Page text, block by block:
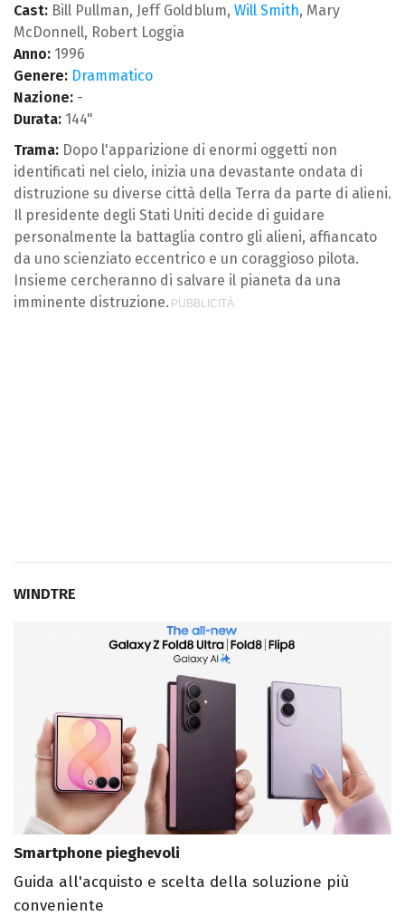
Cast: Bill Pullman, Jeff Goldblum, Will Smith, Mary
McDonnell, Robert Loggia
Anno: 1996
Genere: Drammatico
Nazione: -
Durata: 144"
Trama: Dopo l'apparizione di enormi oggetti non
identificati nel cielo, inizia una devastante ondata di
distruzione su diverse città della Terra da parte di alieni.
Il presidente degli Stati Uniti decide di guidare
personalmente la battaglia contro gli alieni, affiancato
da uno scienziato eccentrico e un coraggioso pilota.
Insieme cercheranno di salvare il pianeta da una
imminente distruzione.
WINDTRE
Smartphone pieghevoli
Guida all'acquisto e scelta della soluzione più
conveniente